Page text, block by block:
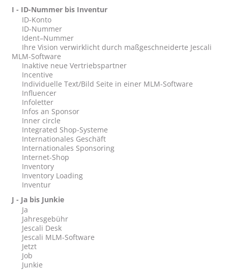
I - ID-Nummer bis Inventur
ID-Konto
ID-Nummer
Ident–Nummer
Ihre Vision verwirklicht durch maßgeschneiderte Jescali
MLM-Software
Inaktive neue Vertriebspartner
Incentive
Individuelle Text/Bild Seite in einer MLM-Software
Influencer
Infoletter
Infos an Sponsor
Inner circle
Integrated Shop-Systeme
Internationales Geschäft
Internationales Sponsoring
Internet-Shop
Inventory
Inventory Loading
Inventur
J - Ja bis Junkie
Ja
Jahresgebühr
Jescali Desk
Jescali MLM-Software
Jetzt
Job
Junkie